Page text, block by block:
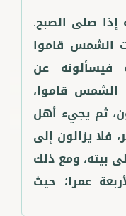
صلى الصبح.
الشمس قاموا
فيسألونه عن
الشمس قاموا،
ثم يجيء أهل
فلا يزالون إلى
بيته، ومع ذلك
عمرا؛ حيث